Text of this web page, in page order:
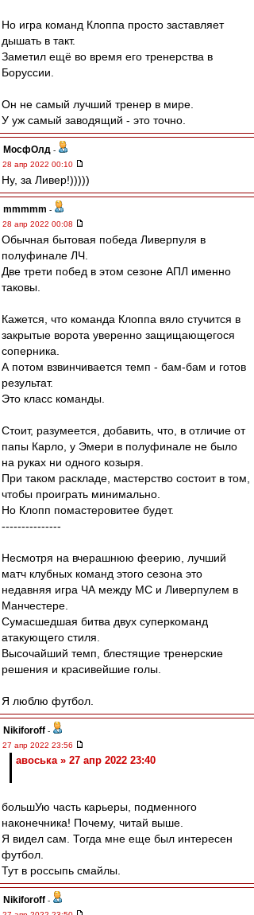
Но игра команд Клоппа просто заставляет
дышать в такт.
Заметил ещё во время его тренерства в
Боруссии.
Он не самый лучший тренер в мире.
У уж самый заводящий - это точно.
МосфОлд -
28 апр 2022 00:10
Ну, за Ливер!)))))
mmmmm -
28 апр 2022 00:08
Обычная бытовая победа Ливерпуля в
полуфинале ЛЧ.
Две трети побед в этом сезоне АПЛ именно
таковы.
Кажется, что команда Клоппа вяло стучится в
закрытые ворота уверенно защищающегося
соперника.
А потом взвинчивается темп - бам-бам и готов
результат.
Это класс команды.
Стоит, разумеется, добавить, что, в отличие от
папы Карло, у Эмери в полуфинале не было
на руках ни одного козыря.
При таком раскладе, мастерство состоит в том,
чтобы проиграть минимально.
Но Клопп помастеровитее будет.
---------------
Несмотря на вчерашнюю феерию, лучший
матч клубных команд этого сезона это
недавняя игра ЧА между МС и Ливерпулем в
Манчестере.
Сумасшедшая битва двух суперкоманд
атакующего стиля.
Высочайший темп, блестящие тренерские
решения и красивейшие голы.
Я люблю футбол.
Nikiforoff -
27 апр 2022 23:56
авоська » 27 апр 2022 23:40
большУю часть карьеры, подменного
наконечника! Почему, читай выше.
Я видел сам. Тогда мне еще был интересен
футбол.
Тут в россыпь смайлы.
Nikiforoff -